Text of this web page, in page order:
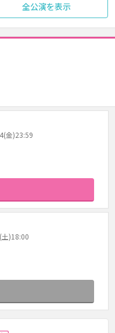
全公演を表示
金)23:59
)18:00